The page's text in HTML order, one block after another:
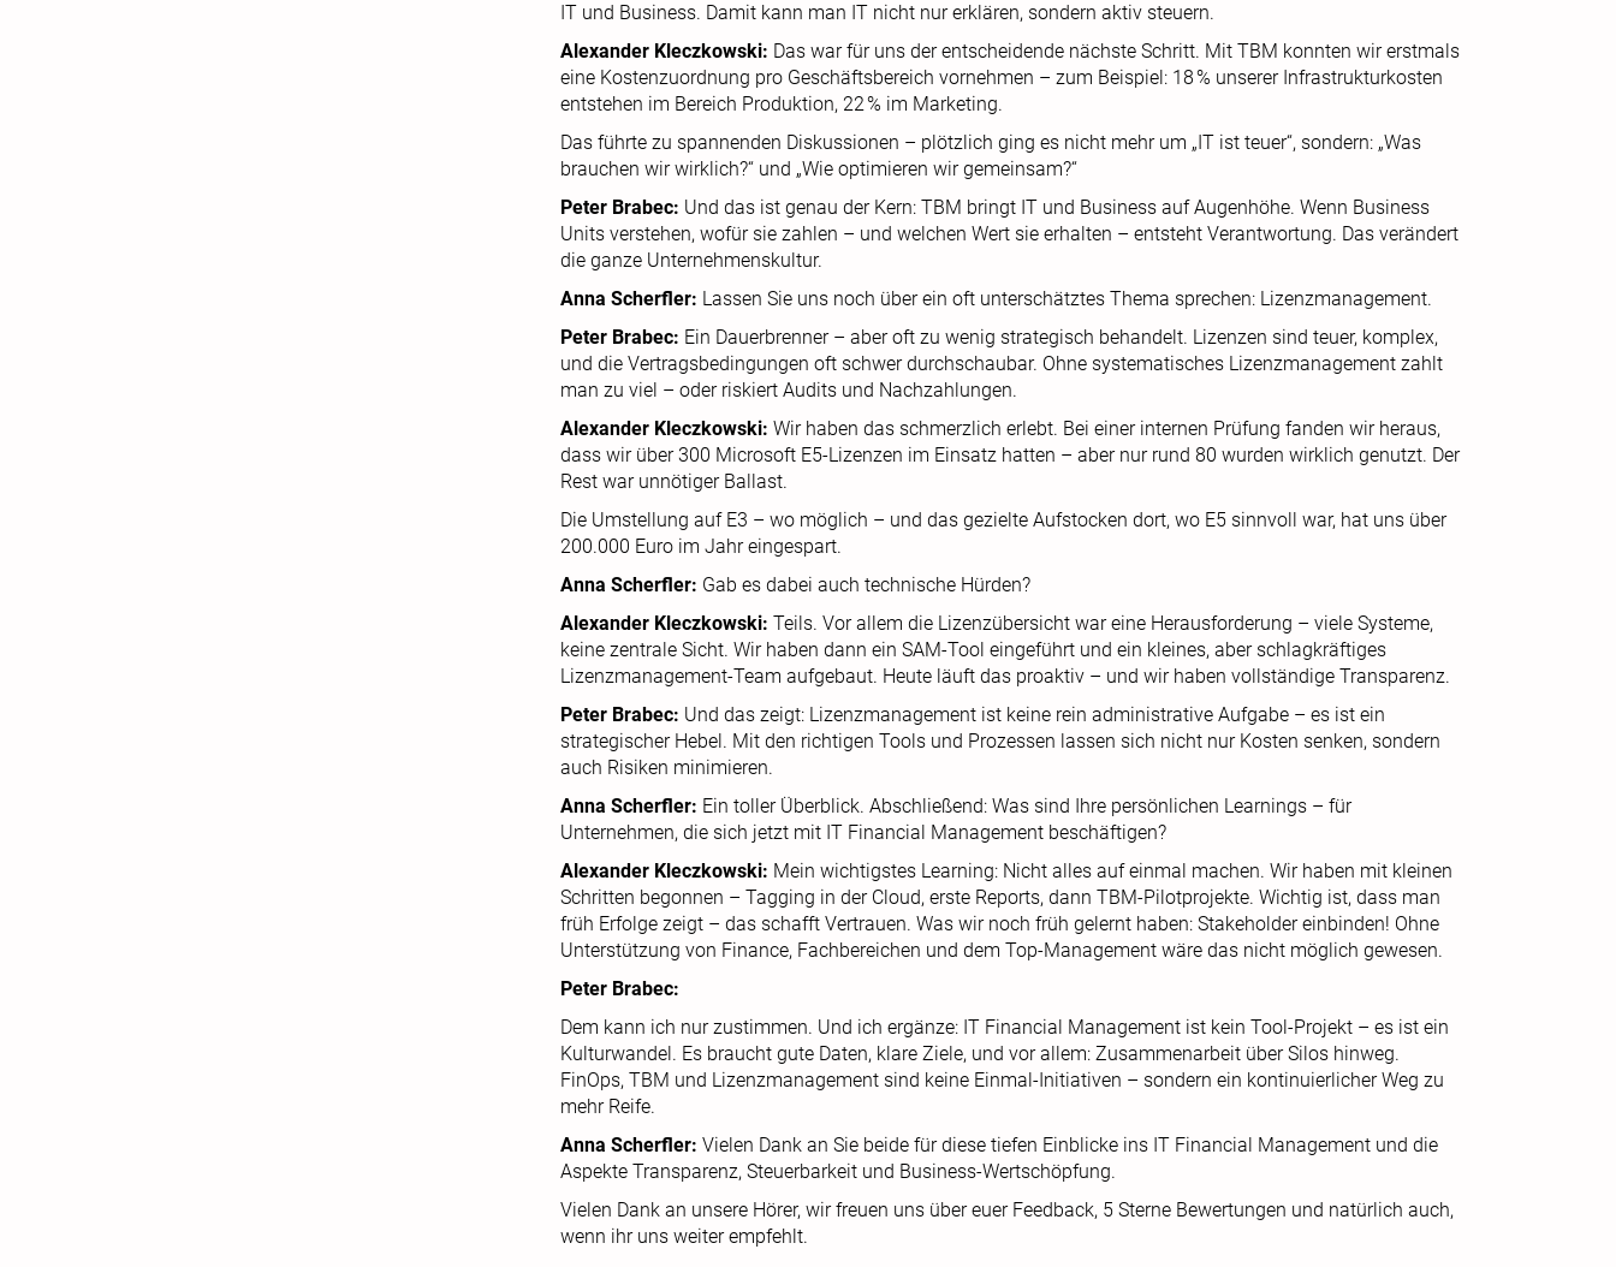
IT und Business. Damit kann man IT nicht nur erklären, sondern aktiv steuern.
Alexander Kleczkowski: Das war für uns der entscheidende nächste Schritt. Mit TBM konnten wir erstmals
eine Kostenzuordnung pro Geschäftsbereich vornehmen – zum Beispiel: 18 % unserer Infrastrukturkosten
entstehen im Bereich Produktion, 22 % im Marketing.
Das führte zu spannenden Diskussionen – plötzlich ging es nicht mehr um „IT ist teuer“, sondern: „Was
brauchen wir wirklich?“ und „Wie optimieren wir gemeinsam?“
Peter Brabec: Und das ist genau der Kern: TBM bringt IT und Business auf Augenhöhe. Wenn Business
Units verstehen, wofür sie zahlen – und welchen Wert sie erhalten – entsteht Verantwortung. Das verändert
die ganze Unternehmenskultur.
Anna Scherfler: Lassen Sie uns noch über ein oft unterschätztes Thema sprechen: Lizenzmanagement.
Peter Brabec: Ein Dauerbrenner – aber oft zu wenig strategisch behandelt. Lizenzen sind teuer, komplex,
und die Vertragsbedingungen oft schwer durchschaubar. Ohne systematisches Lizenzmanagement zahlt
man zu viel – oder riskiert Audits und Nachzahlungen.
Alexander Kleczkowski: Wir haben das schmerzlich erlebt. Bei einer internen Prüfung fanden wir heraus,
dass wir über 300 Microsoft E5-Lizenzen im Einsatz hatten – aber nur rund 80 wurden wirklich genutzt. Der
Rest war unnötiger Ballast.
Die Umstellung auf E3 – wo möglich – und das gezielte Aufstocken dort, wo E5 sinnvoll war, hat uns über
200.000 Euro im Jahr eingespart.
Anna Scherfler: Gab es dabei auch technische Hürden?
Alexander Kleczkowski: Teils. Vor allem die Lizenzübersicht war eine Herausforderung – viele Systeme,
keine zentrale Sicht. Wir haben dann ein SAM-Tool eingeführt und ein kleines, aber schlagkräftiges
Lizenzmanagement-Team aufgebaut. Heute läuft das proaktiv – und wir haben vollständige Transparenz.
Peter Brabec: Und das zeigt: Lizenzmanagement ist keine rein administrative Aufgabe – es ist ein
strategischer Hebel. Mit den richtigen Tools und Prozessen lassen sich nicht nur Kosten senken, sondern
auch Risiken minimieren.
Anna Scherfler: Ein toller Überblick. Abschließend: Was sind Ihre persönlichen Learnings – für
Unternehmen, die sich jetzt mit IT Financial Management beschäftigen?
Alexander Kleczkowski: Mein wichtigstes Learning: Nicht alles auf einmal machen. Wir haben mit kleinen
Schritten begonnen – Tagging in der Cloud, erste Reports, dann TBM-Pilotprojekte. Wichtig ist, dass man
früh Erfolge zeigt – das schafft Vertrauen. Was wir noch früh gelernt haben: Stakeholder einbinden! Ohne
Unterstützung von Finance, Fachbereichen und dem Top-Management wäre das nicht möglich gewesen.
Peter Brabec:
Dem kann ich nur zustimmen. Und ich ergänze: IT Financial Management ist kein Tool-Projekt – es ist ein
Kulturwandel. Es braucht gute Daten, klare Ziele, und vor allem: Zusammenarbeit über Silos hinweg.
FinOps, TBM und Lizenzmanagement sind keine Einmal-Initiativen – sondern ein kontinuierlicher Weg zu
mehr Reife.
Anna Scherfler: Vielen Dank an Sie beide für diese tiefen Einblicke ins IT Financial Management und die
Aspekte Transparenz, Steuerbarkeit und Business-Wertschöpfung.
Vielen Dank an unsere Hörer, wir freuen uns über euer Feedback, 5 Sterne Bewertungen und natürlich auch,
wenn ihr uns weiter empfehlt.